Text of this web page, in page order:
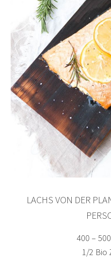
LACHS VON DER
400 –
1/2 Bio